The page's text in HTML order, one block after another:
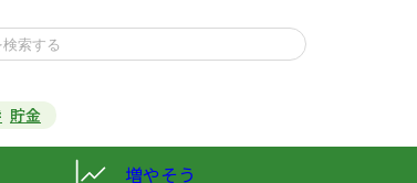
貯金
増やそう